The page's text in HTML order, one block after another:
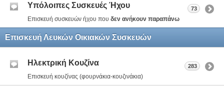
Υπόλοιπες Συσκευές Ήχου
Επισκευή συσκευών ήχου που δεν ανήκουν παραπάνω
73
Επισκευή Λευκών Οικιακών Συσκευών
Ηλεκτρική Κουζίνα
Επισκευή κουζίνας (φουρνάκια-κουζινάκια)
283